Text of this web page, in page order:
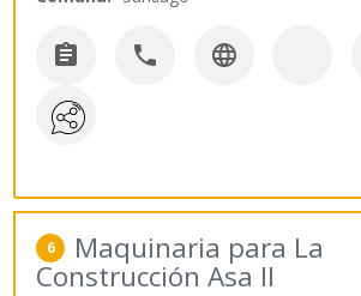
  
6 Maquinaria para La
Construcción Asa II